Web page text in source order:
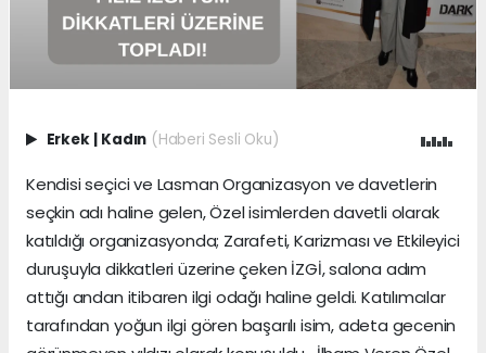
Erkek | Kadın (Haberi Sesli Oku)
Kendisi seçici ve Lasman Organizasyon ve davetlerin
seçkin adı haline gelen, Özel isimlerden davetli olarak
katıldığı organizasyonda; Zarafeti, Karizması ve Etkileyici
duruşuyla dikkatleri üzerine çeken İZGİ, salona adım
attığı andan itibaren ilgi odağı haline geldi. Katılımcılar
tarafından yoğun ilgi gören başarılı isim, adeta gecenin